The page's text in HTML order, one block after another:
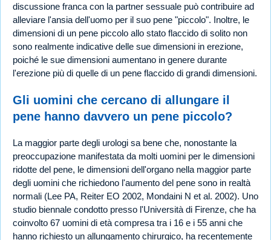
discussione franca con la partner sessuale può contribuire ad
alleviare l'ansia dell'uomo per il suo pene "piccolo". Inoltre, le
dimensioni di un pene piccolo allo stato flaccido di solito non
sono realmente indicative delle sue dimensioni in erezione,
poiché le sue dimensioni aumentano in genere durante
l'erezione più di quelle di un pene flaccido di grandi dimensioni.
Gli uomini che cercano di allungare il
pene hanno davvero un pene piccolo?
La maggior parte degli urologi sa bene che, nonostante la
preoccupazione manifestata da molti uomini per le dimensioni
ridotte del pene, le dimensioni dell'organo nella maggior parte
degli uomini che richiedono l'aumento del pene sono in realtà
normali (Lee PA, Reiter EO 2002, Mondaini N et al. 2002). Uno
studio biennale condotto presso l'Università di Firenze, che ha
coinvolto 67 uomini di età compresa tra i 16 e i 55 anni che
hanno richiesto un allungamento chirurgico, ha recentemente